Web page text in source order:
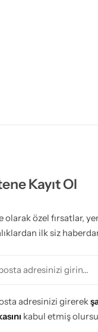
Kayıt Ol
olarak özel fırsatlar,
ilk siz
adresinizi girin...
adresinizi girerek
kabul etmiş